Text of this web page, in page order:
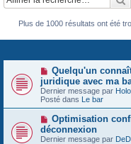
Plus de 1000 résultats ont été
N
u
v
e
a
u
m
e
Quelqu'un
juridique avec ma
Dernier message par Holo
Posté dans Le bar
N
o
u
v
Optimisation
déconnexion
Dernier message par